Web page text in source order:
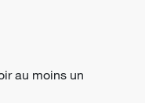
au moins un